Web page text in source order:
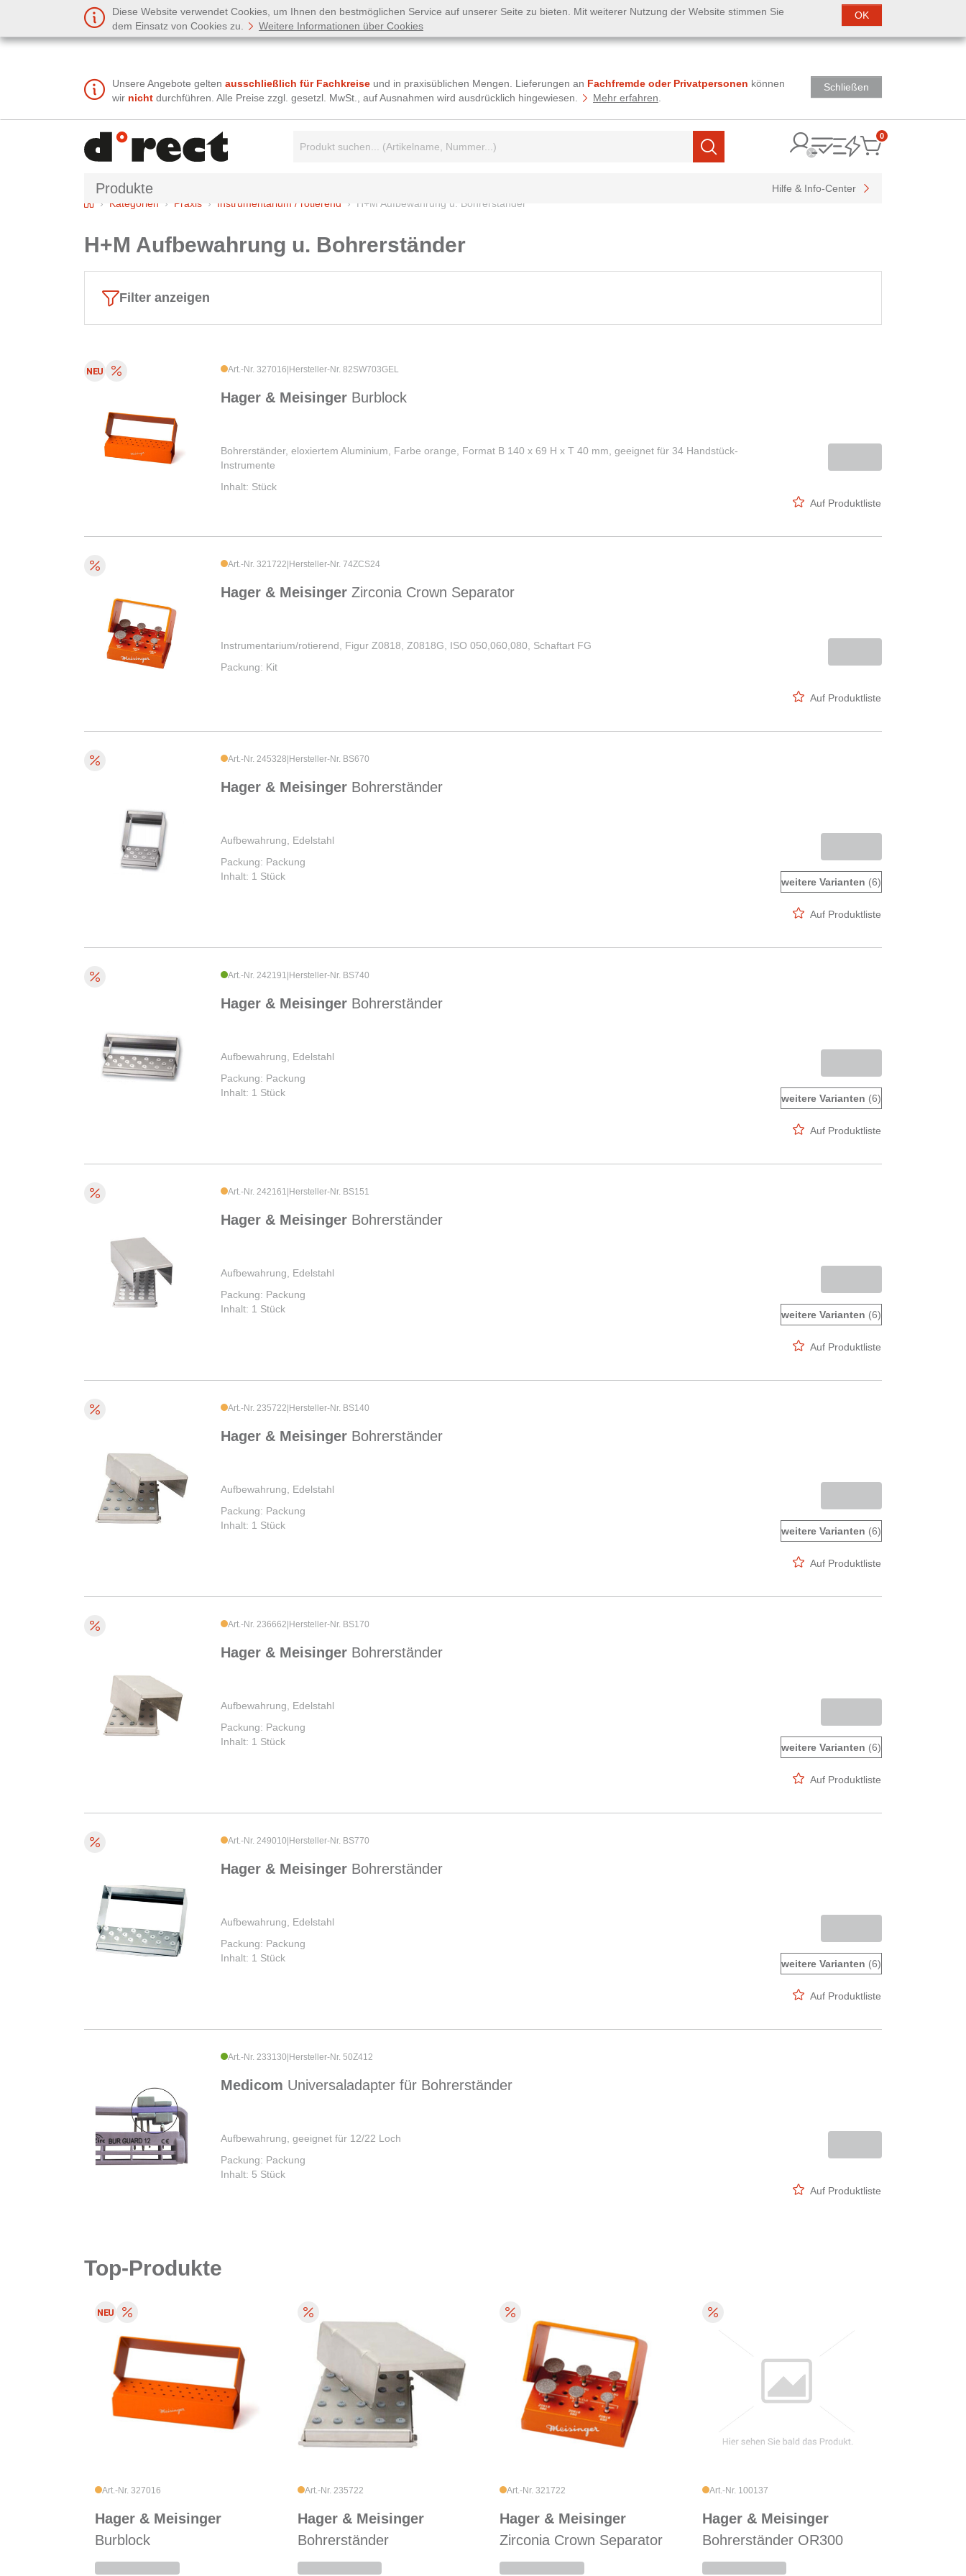
Diese Website verwendet Cookies, um Ihnen den bestmöglichen Service auf unserer Seite zu bieten. Mit weiterer Nutzung der Website stimmen Sie
dem Einsatz von Cookies zu.
Weitere Informationen über Cookies
OK
Unsere Angebote gelten ausschließlich für Fachkreise und in praxisüblichen Mengen. Lieferungen an Fachfremde oder Privatpersonen können
wir nicht durchführen. Alle Preise zzgl. gesetzl. MwSt., auf Ausnahmen wird ausdrücklich hingewiesen. Mehr erfahren
Schließen
Suchen
0Items
Produkte
Hilfe & Info-Center
HomeKategorien Praxis Instrumentarium / rotierend H+M Aufbewahrung u. Bohrerständer
H+M Aufbewahrung u. Bohrerständer
Filter anzeigen
Art.-Nr. 327016 Hersteller-Nr. 82SW703GEL
Hager & Meisinger Burblock
Bohrerständer, eloxiertem Aluminium, Farbe orange, Format B 140 x 69 H x T 40 mm, geeignet für 34 Handstück-
Instrumente
Inhalt: Stück
Auf Produktliste
Art.-Nr. 321722 Hersteller-Nr. 74ZCS24
Hager & Meisinger Zirconia Crown Separator
Instrumentarium/rotierend, Figur Z0818, Z0818G, ISO 050,060,080, Schaftart FG
Packung: Kit
Auf Produktliste
Art.-Nr. 245328 Hersteller-Nr. BS670
Hager & Meisinger Bohrerständer
Aufbewahrung, Edelstahl
Packung: Packung
Inhalt: 1 Stück
weitere Varianten (6)
Auf Produktliste
Art.-Nr. 242191 Hersteller-Nr. BS740
Hager & Meisinger Bohrerständer
Aufbewahrung, Edelstahl
Packung: Packung
Inhalt: 1 Stück
weitere Varianten (6)
Auf Produktliste
Art.-Nr. 242161 Hersteller-Nr. BS151
Hager & Meisinger Bohrerständer
Aufbewahrung, Edelstahl
Packung: Packung
Inhalt: 1 Stück
weitere Varianten (6)
Auf Produktliste
Art.-Nr. 235722 Hersteller-Nr. BS140
Hager & Meisinger Bohrerständer
Aufbewahrung, Edelstahl
Packung: Packung
Inhalt: 1 Stück
weitere Varianten (6)
Auf Produktliste
Art.-Nr. 236662 Hersteller-Nr. BS170
Hager & Meisinger Bohrerständer
Aufbewahrung, Edelstahl
Packung: Packung
Inhalt: 1 Stück
weitere Varianten (6)
Auf Produktliste
Art.-Nr. 249010 Hersteller-Nr. BS770
Hager & Meisinger Bohrerständer
Aufbewahrung, Edelstahl
Packung: Packung
Inhalt: 1 Stück
weitere Varianten (6)
Auf Produktliste
Art.-Nr. 233130 Hersteller-Nr. 50Z412
Medicom Universaladapter für Bohrerständer
Aufbewahrung, geeignet für 12/22 Loch
Packung: Packung
Inhalt: 5 Stück
Auf Produktliste
Top-Produkte
Art.-Nr. 327016
Hager & Meisinger
Burblock
Art.-Nr. 235722
Hager & Meisinger
Bohrerständer
Art.-Nr. 321722
Hager & Meisinger
Zirconia Crown Separator
Art.-Nr. 100137
Hager & Meisinger
Bohrerständer OR300